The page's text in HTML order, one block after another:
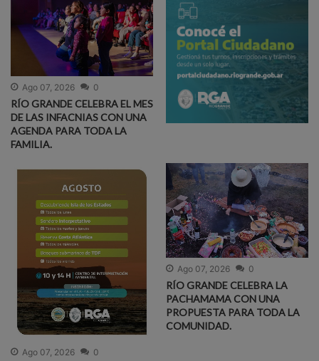
Ago 07, 2026 0
RÍO GRANDE CELEBRA EL MES
DE LAS INFACNIAS CON UNA
AGENDA PARA TODA LA
FAMILIA.
Ago 07, 2026 0
Ago 07, 2026 0
RÍO GRANDE CELEBRA LA
PACHAMAMA CON UNA
PROPUESTA PARA TODA LA
COMUNIDAD.